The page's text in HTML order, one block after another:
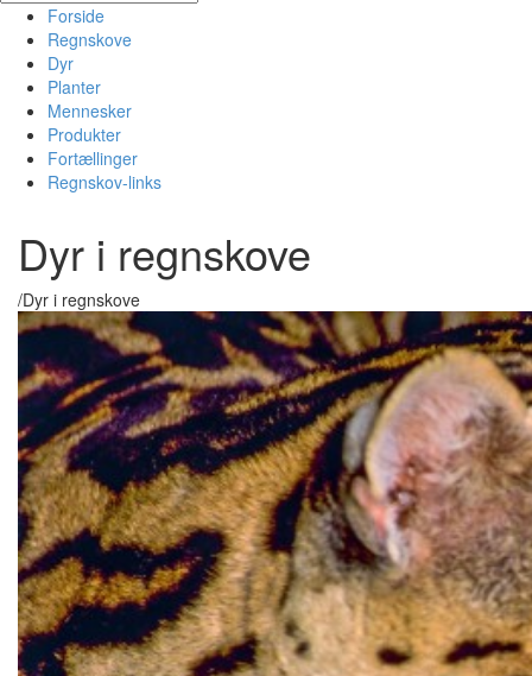
Forside
Regnskove
Dyr
Planter
Mennesker
Produkter
Fortællinger
Regnskov-links
Dyr i regnskove
/Dyr i regnskove